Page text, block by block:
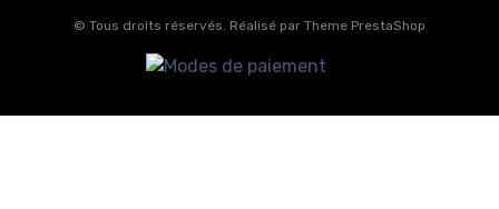
© Tous droits réservés. Réalisé par Theme PrestaShop